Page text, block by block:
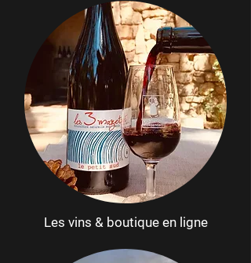
Les vins & boutique en ligne